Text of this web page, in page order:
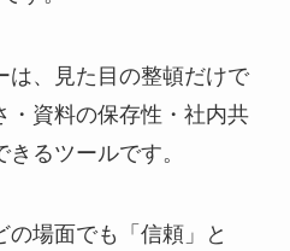
は、見た目の整頓だけで
・資料の保存性・社内共
るツールです。
場面でも「信頼」と